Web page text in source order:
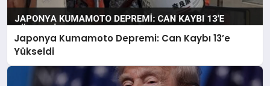
Japonya Kumamoto Depremi: Can Kaybı 13’e
Yükseldi